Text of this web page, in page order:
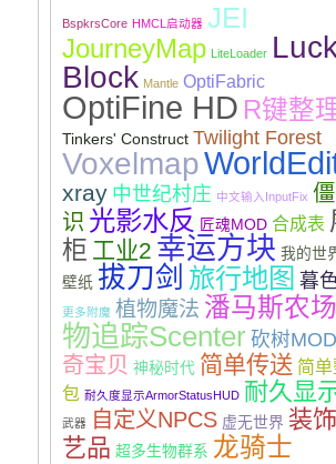
BspkrsCore HMCL启动器 JEI
JourneyMap LiteLoader
Block Mantle OptiFabric
OptiFine HD R键整
Tinkers' Construct Twilight Forest
Voxelmap
xray 中世纪村庄 中文输入InputFix
识 光影水反 匠魂MOD 合成表
柜 工业2 幸运方块 我的世
壁纸 拔刀剑 旅行地图 暮
更多附魔 植物魔法 潘马斯农场
物追踪Scenter 砍树MOD
奇宝贝 神秘时代 简单传送 简
包 耐久度显示ArmorStatusHUD 耐久显
武器 自定义NPCS 虚无世界 装
艺品 超多生物群系 龙骑士